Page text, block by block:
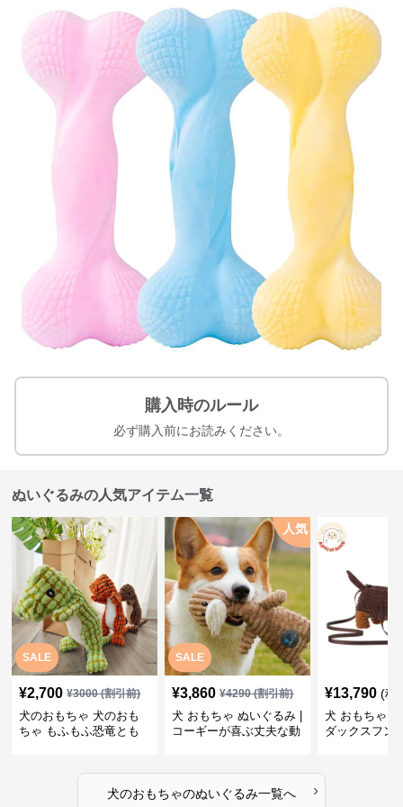
購入時のルール
必ず購入前にお読みください。
ぬいぐるみの人気アイテム一覧
SALE
¥2,700 ¥3000(割引前)
犬のおもちゃ 犬のおも
ちゃ もふもふ恐竜とも
SALE
人気
¥3,860 ¥4290(割引前)
犬 おもちゃ ぬいぐるみ |
コーギーが喜ぶ丈夫な動
¥13,790 (税
犬 おもちゃ
ダックスフン
犬のおもちゃのぬいぐるみ一覧へ ›